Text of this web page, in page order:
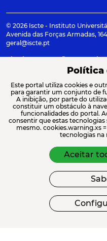
© 2026 Iscte - Instituto
Avenida das Forças Armadas,
geral@iscte.pt
Elogios, Sugestões e
Termos e condições
ACREDITAÇÕES E
FINANCIAMENTO
Política
Este portal utiliza cookies e
para garantir um conjunto de
A inibição, por parte do
constituir um obstáculo à
funcionalidades do portal.
consentir que estas tecnologias
mesmo. cookies.warning.xs
tecnologias na
Aceitar